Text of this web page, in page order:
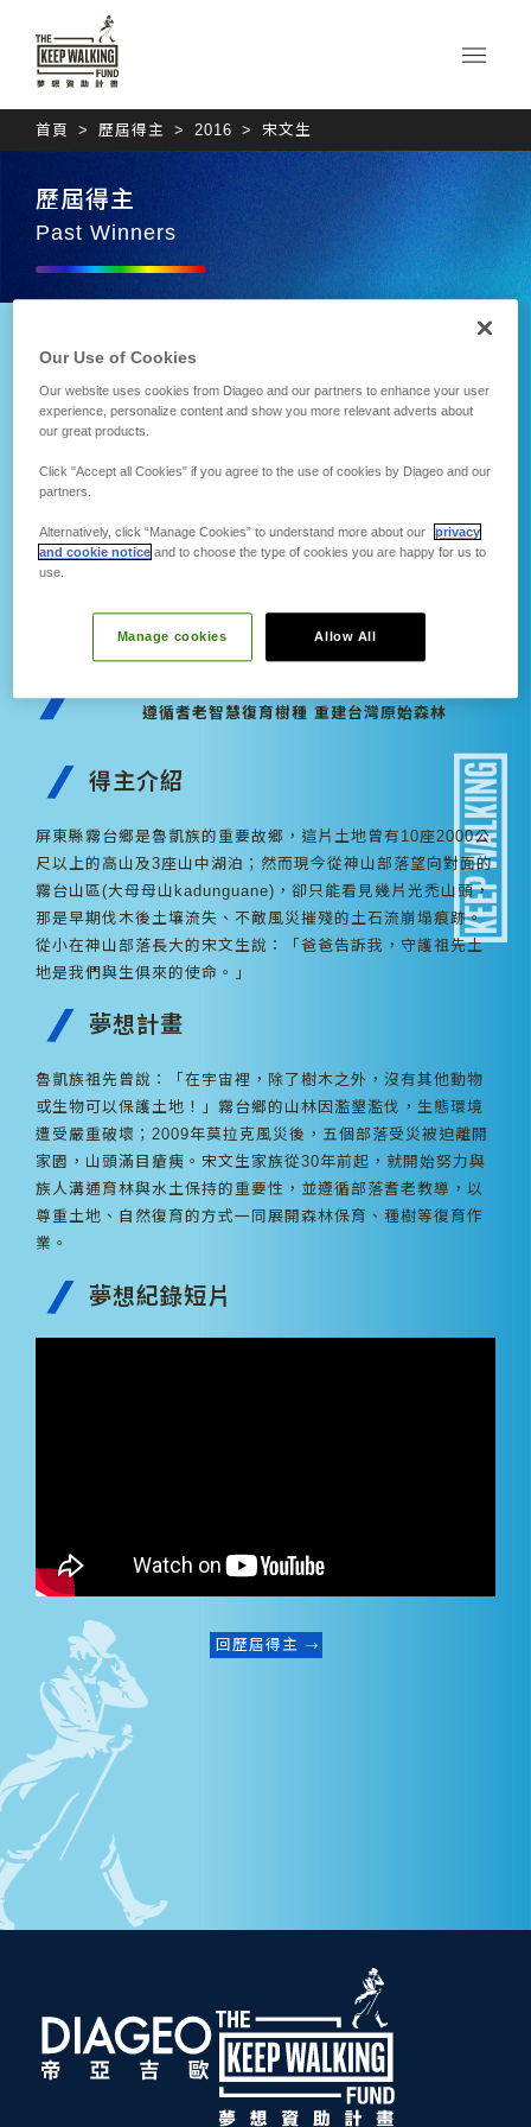
首頁 歷屆得主 2016 宋文生
歷屆得主
Past Winners
種回一座原始森林~《霧台之夢》
遵循耆老智慧復育樹種 重建台灣原始森林
得主介紹
屏東縣霧台鄉是魯凱族的重要故鄉，這片土地曾有10座2000公
尺以上的高山及3座山中湖泊；然而現今從神山部落望向對面的
霧台山區(大母母山kadunguane)，卻只能看見幾片光禿山頭，
那是早期伐木後土壤流失、不敵風災摧殘的土石流崩塌痕跡。
從小在神山部落長大的宋文生說：「爸爸告訴我，守護祖先土
地是我們與生俱來的使命。」
夢想計畫
魯凱族祖先曾說：「在宇宙裡，除了樹木之外，沒有其他動物
或生物可以保護土地！」霧台鄉的山林因濫墾濫伐，生態環境
遭受嚴重破壞；2009年莫拉克風災後，五個部落受災被迫離開
家園，山頭滿目瘡痍。宋文生家族從30年前起，就開始努力與
族人溝通育林與水土保持的重要性，並遵循部落耆老教導，以
尊重土地、自然復育的方式一同展開森林保育、種樹等復育作
業。
夢想紀錄短片
回歷屆得主
Our Use of Cookies
Our website uses cookies from Diageo and our partners to enhance your user
experience, personalize content and show you more relevant adverts about
our great products.
Click "Accept all Cookies" if you agree to the use of cookies by Diageo and our
partners.
Alternatively, click “Manage Cookies” to understand more about our
privacy
and cookie notice and to choose the type of cookies you are happy for us to
use.
Allow All
Manage cookies